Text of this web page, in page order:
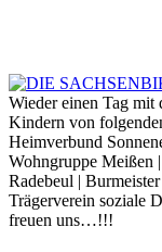
Wieder einen Tag mit
Kindern von
Heimverbund
Wohngruppe Meißen
Radebeul |
Trägerverein soziale
freuen uns…!!!